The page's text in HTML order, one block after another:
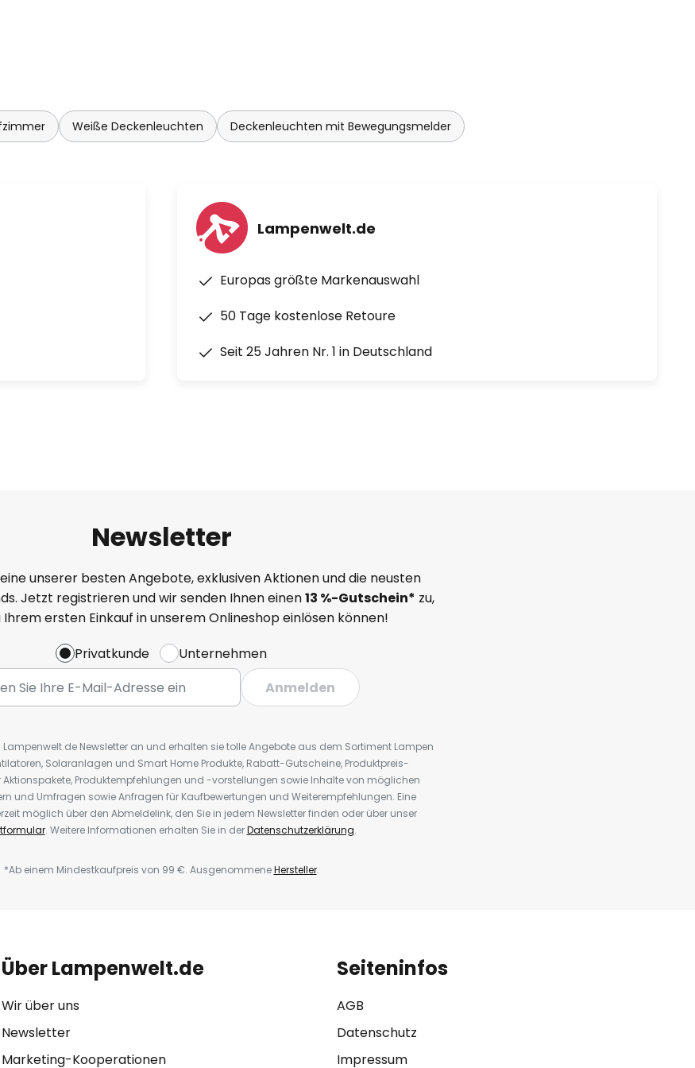
Weiße Deckenleuchten Deckenleuchten mit Bewegungsmelder
Lampenwelt.de
Europas größte Markenauswahl
50 Tage kostenlose Retoure
Seit 25 Jahren Nr. 1 in Deutschland
Newsletter
unserer besten Angebote, exklusiven Aktionen und die neusten
Jetzt registrieren und wir senden Ihnen einen13 %-Gutschein* zu,
Ihrem ersten Einkauf in unserem Onlineshop einlösen können!
Privatkunde
Unternehmen
Anmelden
Lampenwelt.de Newsletter an und erhalten sie tolle Angebote aus dem Sortiment Lampen
Solaranlagen und Smart Home Produkte, Rabatt-Gutscheine, Produktpreis-
Aktionspakete, Produktempfehlungen und -vorstellungen sowie Inhalte von möglichen
und Umfragen sowie Anfragen für Kaufbewertungen und Weiterempfehlungen. Eine
möglich über den Abmeldelink, den Sie in jedem Newsletter finden oder über unser
. Weitere Informationen erhalten Sie in derDatenschutzerklärung.
*Ab einem Mindestkaufpreis von 99 €. AusgenommeneHersteller.
Über Lampenwelt.de
Wir über uns
Newsletter
Marketing-Kooperationen
Seiteninfos
AGB
Datenschutz
Impressum